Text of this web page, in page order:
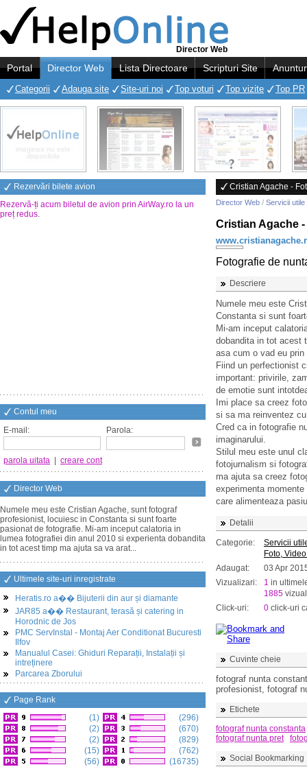
Director Web
Portal Director Web Lista Directoare Scripturi Site
Categorii Adauga site Site-uri noi Top voturi Top vizite Top PR
Rezervări bilete avion
Rezervă-ți acum biletul de avion prin AirWay.ro la un
preț redus.
Contul meu
E-mail:
Parola:
parola uitata creare cont
Director Web
Numele meu este Cristian Agache, sunt fotograf
profesionist, locuiesc in Constanta si sunt foarte
pasionat de fotografie. Mi-am inceput calatoria in
lumea fotografiei din anul 2010 si experienta dobandita
in tot acest timp ma ajuta sa va arat...
Ultimele site-uri inregistrate
Heratis.ro a�� Bijuterii din aur și diamante
JAR85 a�� Restaurant, terasă și catering in
Horodnic de Jos
PMC ServInstal - Montaj Aer Conditionat Bucuresti
Ilfov
Manualul Casei: Ghiduri Reparații, Instalații și
intreținere
Parcarea Zborului
Page Rank
(1)
(2)
(2)
(15)
(56)
(296)
(670)
(829)
(762)
(16735)
Cristian Agache -
Director Web / Servicii utile
Cristian Agache
Fotografie de
Descriere
Numele meu este
Constanta si sunt
Mi-am inceput
dobandita in tot acest
asa cum o vad eu
Fiind un perfectionist
important: privirile,
de emotie sunt
Imi place sa creez
si sa ma reinventez
Cred ca in fotografie
imaginarului.
Stilul meu este unul
fotojurnalism si
ma ajuta sa creez
experimenta
care alimenteaza
Detalii
Categorie:
Servicii
Foto,
Adaugat:
03 Apr
Vizualizari:
1 in
1885
Click-uri:
0 click-uri
Cuvinte cheie
fotograf nunta
profesionist, fotograf
Etichete
fotograf nunta constanta
fotograf nunta pret
Social Bookmarking